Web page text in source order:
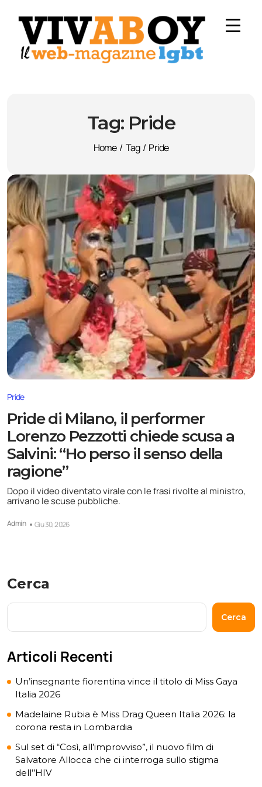
Tag: Pride
Home / Tag / Pride
Pride
Pride di Milano, il performer
Lorenzo Pezzotti chiede scusa a
Salvini: “Ho perso il senso della
ragione”
Dopo il video diventato virale con le frasi rivolte al ministro,
arrivano le scuse pubbliche.
Admin Giu 30, 2026
Cerca
Cerca
Articoli Recenti
Un’insegnante fiorentina vince il titolo di Miss Gaya
Italia 2026
Madelaine Rubia è Miss Drag Queen Italia 2026: la
corona resta in Lombardia
Sul set di “Così, all’improvviso”, il nuovo film di
Salvatore Allocca che ci interroga sullo stigma
dell’’HIV